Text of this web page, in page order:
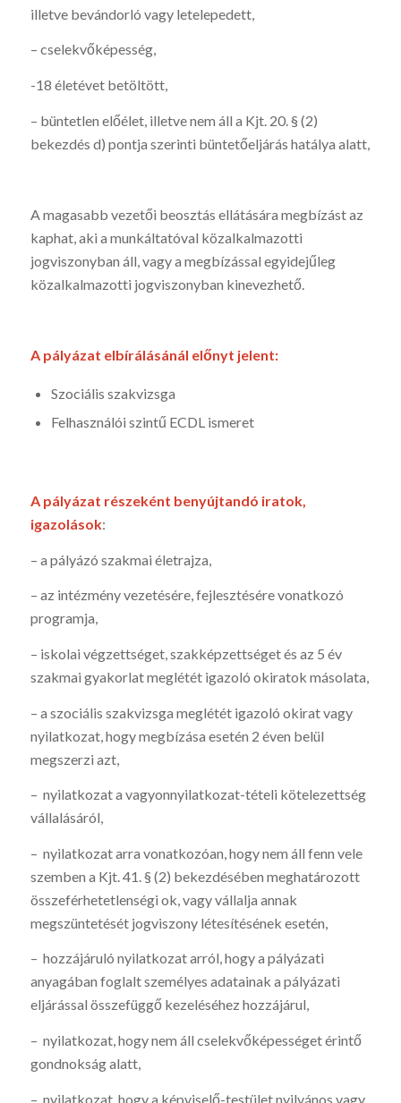
illetve bevándorló vagy letelepedett,
– cselekvőképesség,
-18 életévet betöltött,
– büntetlen előélet, illetve nem áll a Kjt. 20. § (2)
bekezdés d) pontja szerinti büntetőeljárás hatálya alatt,
A magasabb vezetői beosztás ellátására megbízást az
kaphat, aki a munkáltatóval közalkalmazotti
jogviszonyban áll, vagy a megbízással egyidejűleg
közalkalmazotti jogviszonyban kinevezhető.
A pályázat elbírálásánál előnyt jelent:
Szociális szakvizsga
Felhasználói szintű ECDL ismeret
A pályázat részeként benyújtandó iratok,
igazolások:
– a pályázó szakmai életrajza,
– az intézmény vezetésére, fejlesztésére vonatkozó
programja,
– iskolai végzettséget, szakképzettséget és az 5 év
szakmai gyakorlat meglétét igazoló okiratok másolata,
– a szociális szakvizsga meglétét igazoló okirat vagy
nyilatkozat, hogy megbízása esetén 2 éven belül
megszerzi azt,
– nyilatkozat a vagyonnyilatkozat-tételi kötelezettség
vállalásáról,
– nyilatkozat arra vonatkozóan, hogy nem áll fenn vele
szemben a Kjt. 41. § (2) bekezdésében meghatározott
összeférhetetlenségi ok, vagy vállalja annak
megszüntetését jogviszony létesítésének esetén,
– hozzájáruló nyilatkozat arról, hogy a pályázati
anyagában foglalt személyes adatainak a pályázati
eljárással összefüggő kezeléséhez hozzájárul,
– nyilatkozat, hogy nem áll cselekvőképességet érintő
gondnokság alatt,
– nyilatkozat, hogy a képviselő-testület nyilvános vagy